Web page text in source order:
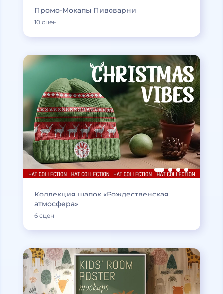
Промо-Мокапы Пивоварни
10 сцен
Коллекция шапок «Рождественская
атмосфера»
6 сцен